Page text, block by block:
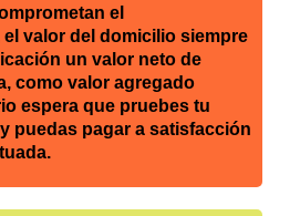
el
valor del domicilio siempre
un valor neto de
como valor agregado
espera que pruebes tu
puedas pagar a satisfacción